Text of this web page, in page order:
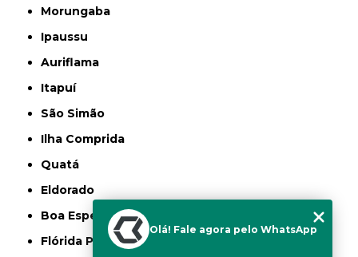
Morungaba
Ipaussu
Auriflama
Itapuí
São Simão
Ilha Comprida
Quatá
Eldorado
Boa Esperança do Sul
Flórida Paulista
Olá! Fale agora pelo WhatsApp